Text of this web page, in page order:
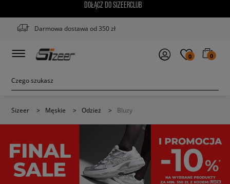
DOŁĄCZ DO SIZEERCLUB
Darmowa dostawa od 350 zł
0 0
Sizeer > Męskie > Odzież > Bluzy